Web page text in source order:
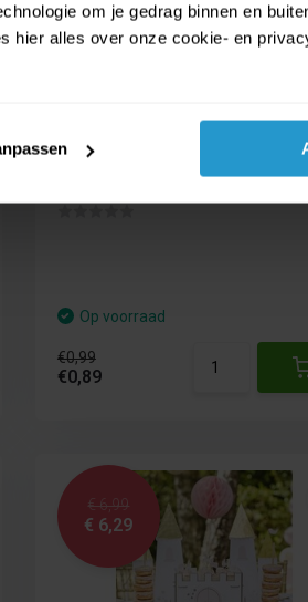
om je gedrag binnen en
hier alles over onze cookie- en
Op voorraad
€0,99
€0,89
€ 6,99
€ 6,29